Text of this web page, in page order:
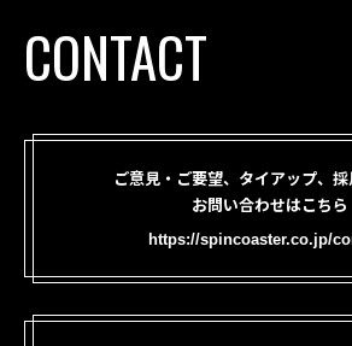
CONTACT
ご意見・ご要望、タイアップ、
お問い合わせはこちら
https://spincoaster.co.jp/